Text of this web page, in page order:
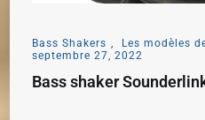
Bass Shakers ,
Les modèles
septembre 27, 2022
Bass shaker